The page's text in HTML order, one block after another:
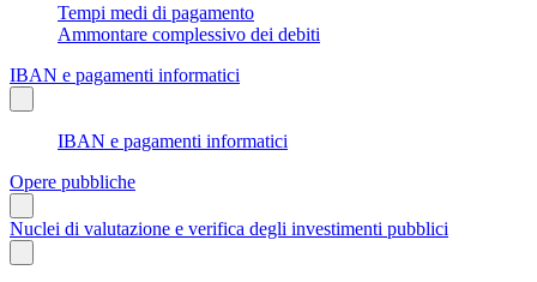
Tempi medi di pagamento
Ammontare complessivo dei debiti
IBAN e pagamenti informatici
IBAN e pagamenti informatici
Opere pubbliche
Nuclei di valutazione e verifica degli investimenti pubblici